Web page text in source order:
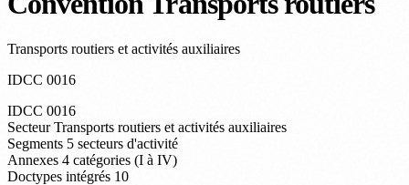
Transports routiers et activités auxiliaires
IDCC 0016
IDCC 0016
Secteur Transports routiers et activités auxiliaires
Segments 5 secteurs d'activité
Annexes 4 catégories (I à IV)
Doctypes intégrés 10